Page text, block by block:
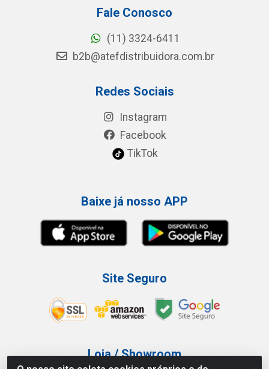
Fale Conosco
(11) 3324-6411
b2b@atefdistribuidora.com.br
Redes Sociais
Instagram
Facebook
TikTok
Baixe já nosso APP
Site Seguro
Loja / Showroom